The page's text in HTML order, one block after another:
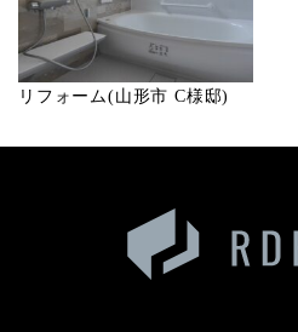
リフォーム(山形市 C様邸)